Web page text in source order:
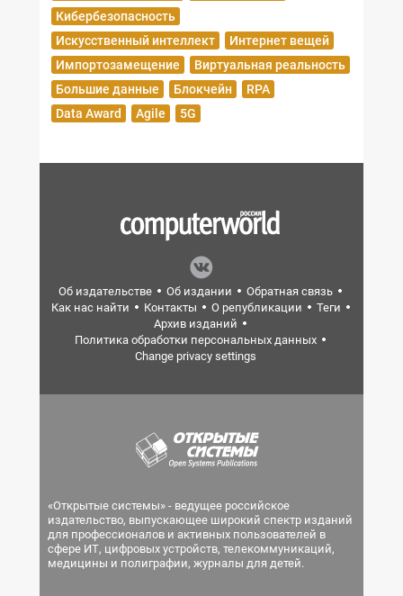
Кибербезопасность
Искусственный интеллект
Интернет вещей
Импортозамещение
Виртуальная реальность
Большие данные
Блокчейн
RPA
Data Award
Agile 5G
Об издательстве Об издании
Обратная связь
Как нас найти
Контакты О републикации
Теги
Архив изданий
Политика обработки персональных данных
Change privacy settings
«Открытые системы» - ведущее российское
издательство, выпускающее широкий спектр изданий
для профессионалов и активных пользователей в
сфере ИТ, цифровых устройств, телекоммуникаций,
медицины и полиграфии, журналы для детей.